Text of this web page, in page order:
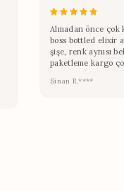
Almadan önce çok
boss bottled elixir
şişe, renk aynısı
paketleme kargo
Sinan R.****